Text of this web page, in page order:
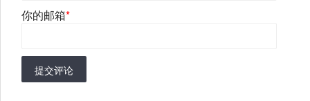
你的邮箱*
提交评论